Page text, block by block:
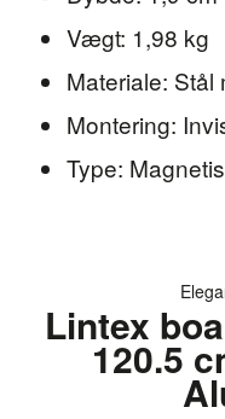
Vægt: 1,98 kg
Materiale:
Montering:
Type:
Lintex
120.5